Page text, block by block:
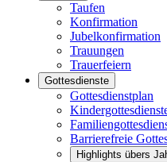
Taufen
Konfirmation
Jubelkonfirmation
Trauungen
Trauerfeiern
Gottesdienste
Gottesdienstplan
Barrierefreie
Highlights übers